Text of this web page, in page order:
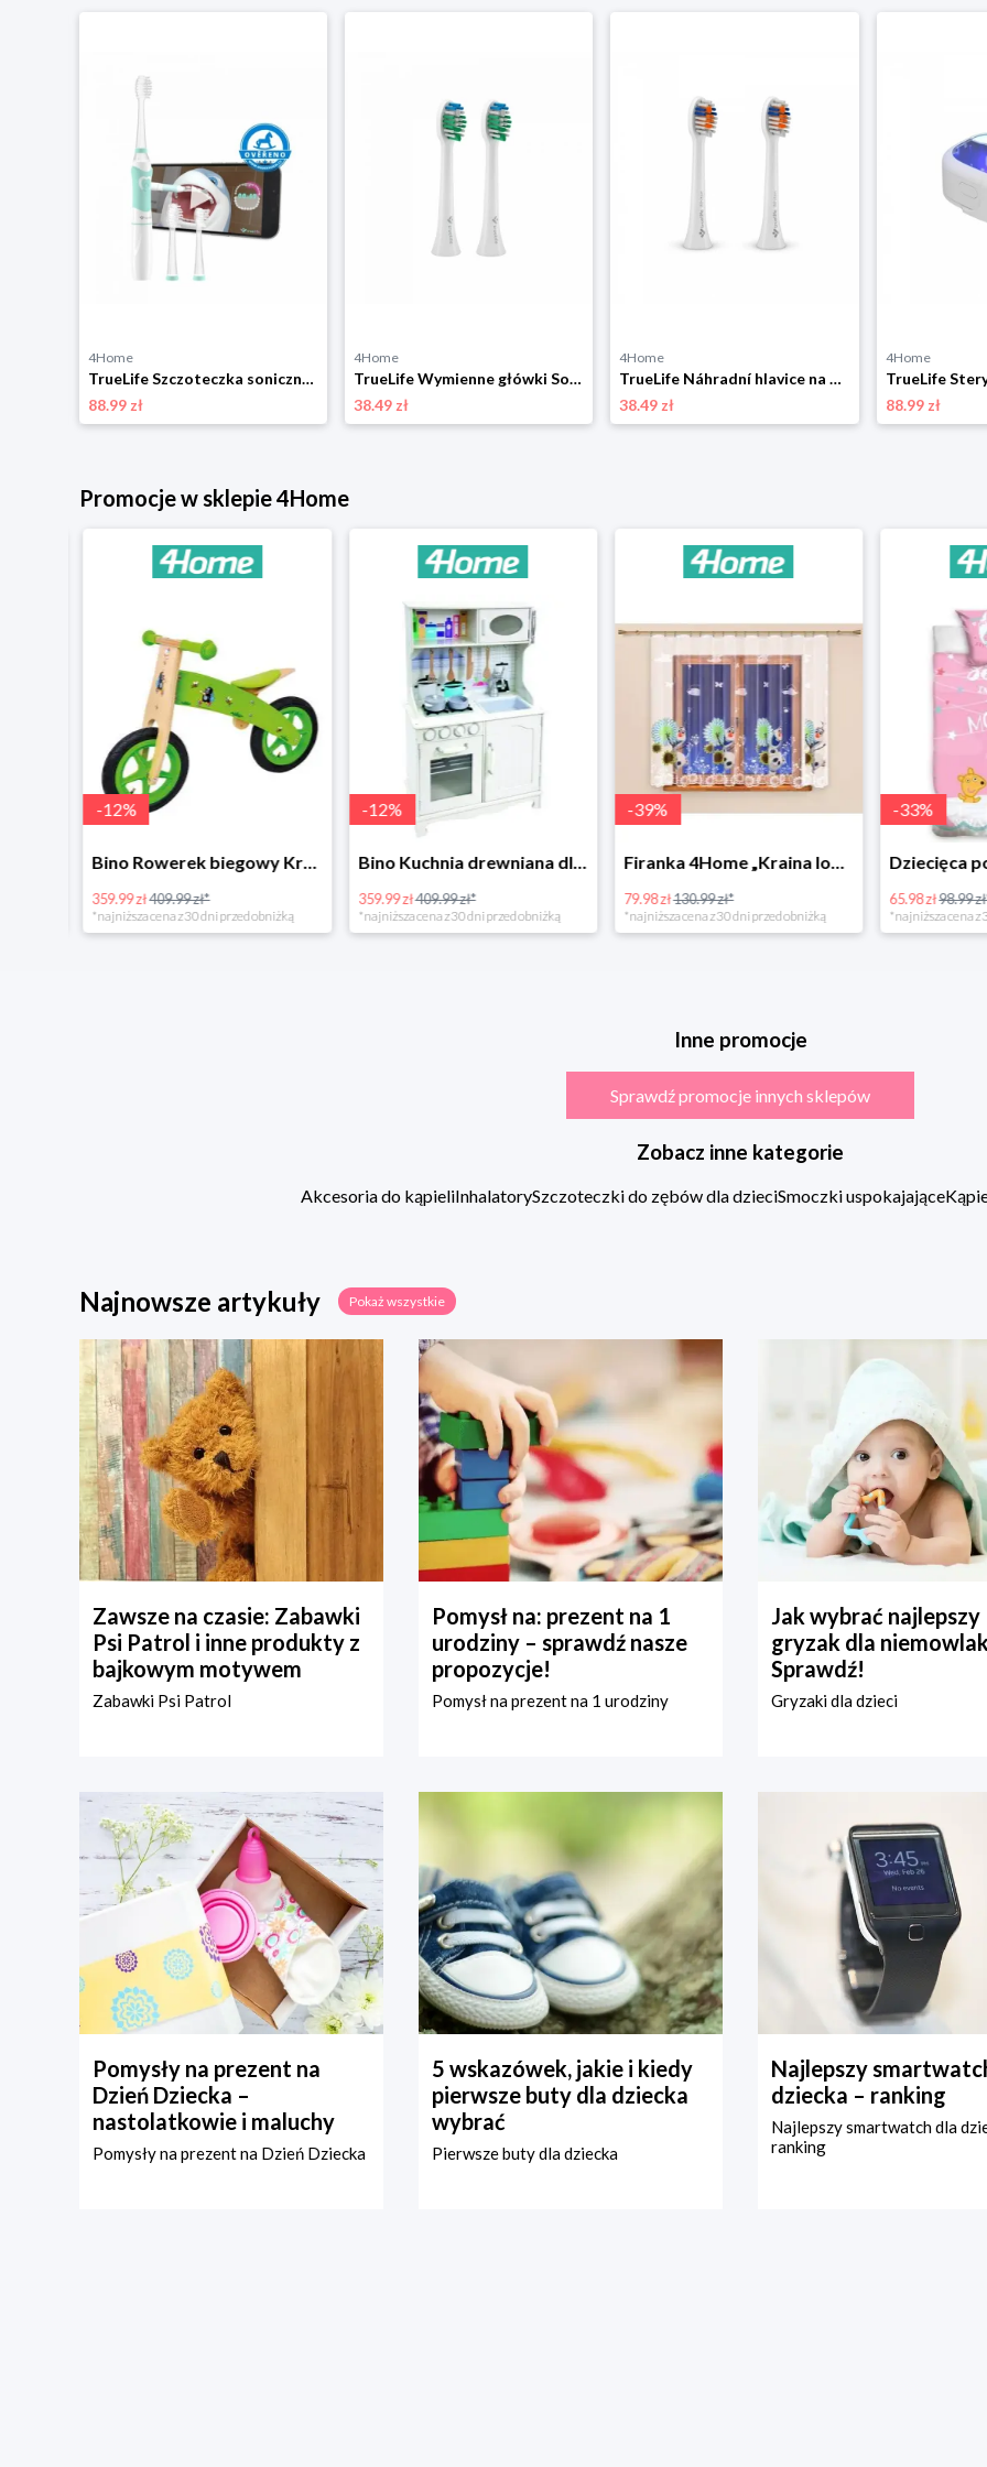
4Home
TrueLife Szczoteczka soniczna dla dzieci SonicBrush Kid G
88.99 zł
4Home
TrueLife Wymienne główki SonicBrush Compact Standard Duo Pack, 2 szt.
38.49 zł
4Home
TrueLife Náhradní hlavice na SonicBrush Compact - series heads Whiten white, 2 szt.
38.49 zł
4Home
88.99 zł
Promocje w sklepie 4Home
-12%
Bino Rowerek biegowy Krecik
359.99 zł409.99 zł*
*najniższa cena z 30 dni przed obniżką
-12%
Bino Kuchnia drewniana dla dzieci Provence
359.99 zł409.99 zł*
*najniższa cena z 30 dni przed obniżką
-39%
Firanka 4Home „Kraina lodu” (Frozen)
79.98 zł130.99 zł*
*najniższa cena z 30 dni przed obniżką
-33%
65.98 zł98.99 zł*
*najniższa cena z
Inne promocje
Sprawdź promocje innych sklepów
Zobacz inne kategorie
Akcesoria do kąpieliInhalatorySzczoteczki do zębów dla dzieciSmoczki uspokajające
Najnowsze artykuły Pokaż wszystkie
Zawsze na czasie: Zabawki
Psi Patrol i inne produkty z
bajkowym motywem
Zabawki Psi Patrol
Pomysł na: prezent na 1
urodziny – sprawdź nasze
propozycje!
Pomysł na prezent na 1 urodziny
Jak wybrać najlepszy
gryzak dla
Sprawdź!
Gryzaki dla dzieci
Pomysły na prezent na
Dzień Dziecka –
nastolatkowie i maluchy
Pomysły na prezent na Dzień Dziecka
5 wskazówek, jakie i kiedy
pierwsze buty dla dziecka
wybrać
Pierwsze buty dla dziecka
Najlepszy
dziecka – ranking
Najlepszy smartwatch dla
ranking